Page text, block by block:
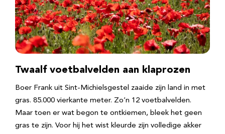
Twaalf voetbalvelden aan klaprozen
Boer Frank uit Sint-Michielsgestel zaaide zijn land in met
gras. 85.000 vierkante meter. Zo’n 12 voetbalvelden.
Maar toen er wat begon te ontkiemen, bleek het geen
gras te zijn. Voor hij het wist kleurde zijn volledige akker